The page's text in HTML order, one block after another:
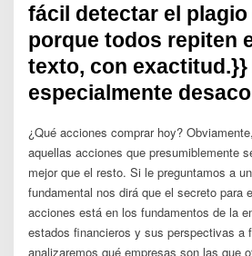
fácil detectar el
porque todos repiten
texto, con exactitud.}}
especialmente
¿Qué acciones comprar hoy?
aquellas acciones que presumiblemente
mejor que el resto. Si le preguntamos a
fundamental nos dirá que el secreto para
acciones está en los fundamentos de la
estados financieros y sus perspectivas a
analizaremos qué empresas son las que